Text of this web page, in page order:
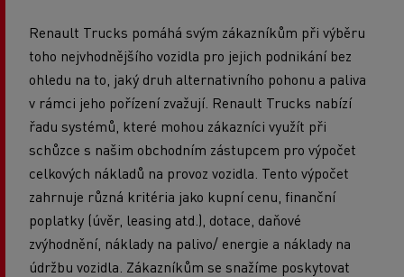
Renault Trucks pomáhá svým zákazníkům při výběru
toho nejvhodnějšího vozidla pro jejich podnikání bez
ohledu na to, jaký druh alternativního pohonu a paliva
v rámci jeho pořízení zvažují. Renault Trucks nabízí
řadu systémů, které mohou zákazníci využít při
schůzce s našim obchodním zástupcem pro výpočet
celkových nákladů na provoz vozidla. Tento výpočet
zahrnuje různá kritéria jako kupní cenu, finanční
poplatky (úvěr, leasing atd.), dotace, daňové
zvýhodnění, náklady na palivo/ energie a náklady na
údržbu vozidla. Zákazníkům se snažíme poskytovat